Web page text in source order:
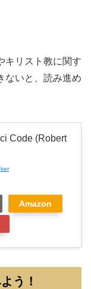
キリスト教に関す
ないと、読み進め
Code (Robert
Amazon
う！